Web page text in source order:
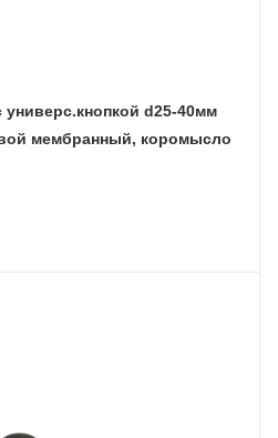
универс.кнопкой d25-40мм
мембранный, коромысло